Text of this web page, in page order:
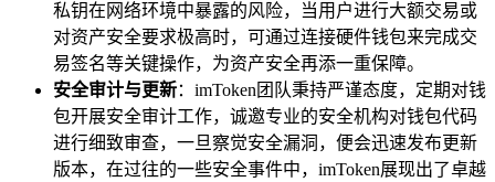
私钥在网络环境中暴露的风险，当用户进行大额交易或
对资产安全要求极高时，可通过连接硬件钱包来完成交
易签名等关键操作，为资产安全再添一重保障。
安全审计与更新：imToken团队秉持严谨态度，定期对钱
包开展安全审计工作，诚邀专业的安全机构对钱包代码
进行细致审查，一旦察觉安全漏洞，便会迅速发布更新
版本，在过往的一些安全事件中，imToken展现出了卓越